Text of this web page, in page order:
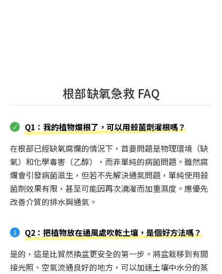
根部缺氧急救 FAQ
Q1：我的植物爛根了，可以用殺菌劑灌根嗎？
在根部已經缺氧腐爛的情況下，首要問題是物理環境（缺
氧）和化學毒害（乙醇），而非單純的病菌問題。雖然腐
爛會引發病菌滋生，但若不先解決通氣問題，單純使用殺
菌劑效果有限，甚至可能因再次澆灌而加重濕度。應優先
改善介質的排水與通氣。
Q2：把植物放在通風處吹乾土壤，是個好方法嗎？
是的，這是比貿然換盆更安全的第一步。將盆栽移到有間
接光照、空氣流通良好的地方，可以加速土壤中水分的蒸